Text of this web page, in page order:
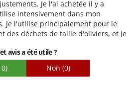
Je l'ai achetée il y a
intensivement dans mon
Je l'utilise principalement pour le
des déchets de taille d'oliviers, et je
excellente capacité de broyage
Le seul défaut que j'ai
: à la réception, l'essieu était
avis a été utile ?
Non (0)